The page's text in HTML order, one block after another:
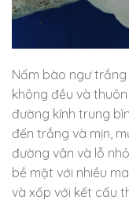
Nấm bào ngư
không đều và
đường kính trung
đến trắng và mịn,
đường vân và lỗ
bề mặt với nhiều
và xốp với kết cấu